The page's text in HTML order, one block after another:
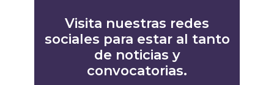
Visita nuestras redes
sociales para estar al tanto
de noticias y
convocatorias.